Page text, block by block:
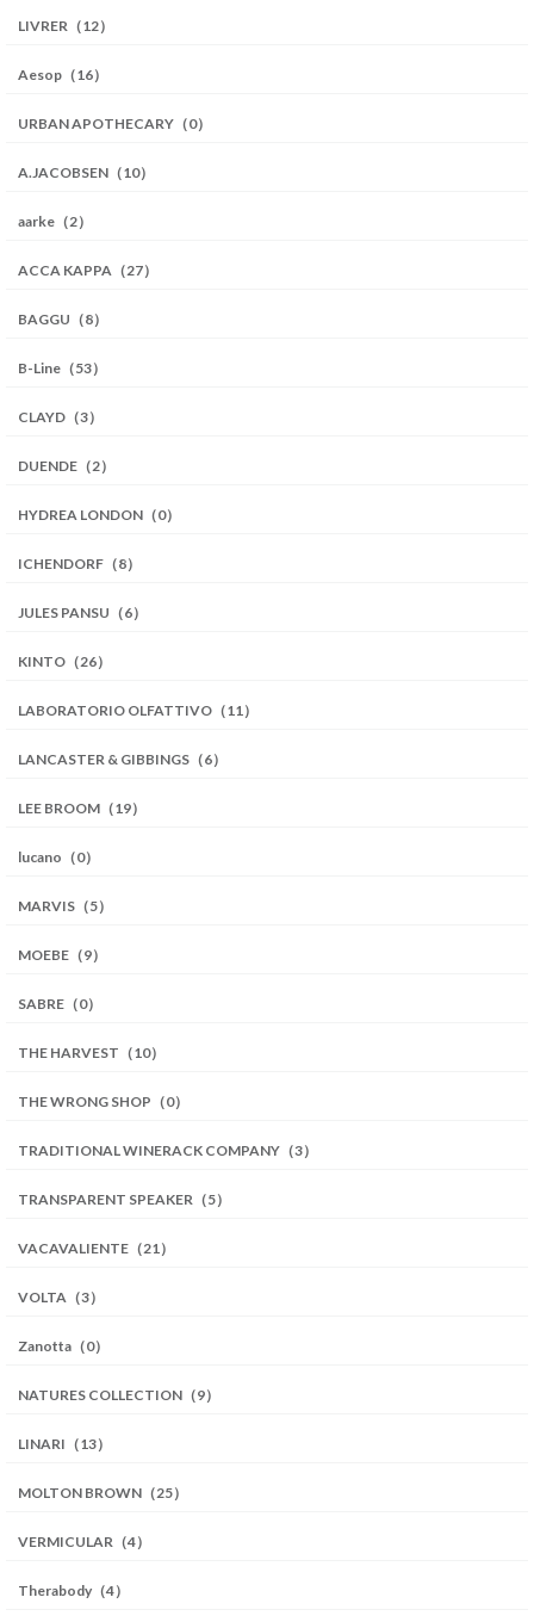
LIVRER（12）
Aesop（16）
URBAN APOTHECARY（0）
A.JACOBSEN（10）
aarke（2）
ACCA KAPPA（27）
BAGGU（8）
B-Line（53）
CLAYD（3）
DUENDE（2）
HYDREA LONDON（0）
ICHENDORF（8）
JULES PANSU（6）
KINTO（26）
LABORATORIO OLFATTIVO（11）
LANCASTER & GIBBINGS（6）
LEE BROOM（19）
lucano（0）
MARVIS（5）
MOEBE（9）
SABRE（0）
THE HARVEST（10）
THE WRONG SHOP（0）
TRADITIONAL WINERACK COMPANY（3）
TRANSPARENT SPEAKER（5）
VACAVALIENTE（21）
VOLTA（3）
Zanotta（0）
NATURES COLLECTION（9）
LINARI（13）
MOLTON BROWN（25）
VERMICULAR（4）
Therabody（4）